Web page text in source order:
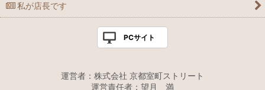
私が店長です
PCサイト
運営者：株式会社 京都室町ストリート
運営責任者：望月 満